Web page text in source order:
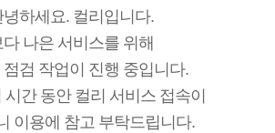
녕하세요. 컬리입니다.
다 나은 서비스를 위해
점검 작업이 진행 중입니다.
시간 동안 컬리 서비스 접속이
이용에 참고 부탁드립니다.